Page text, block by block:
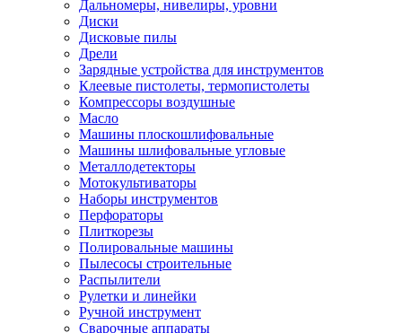
Дальномеры, нивелиры, уровни
Диски
Дисковые пилы
Дрели
Зарядные устройства для инструментов
Клеевые пистолеты, термопистолеты
Компрессоры воздушные
Масло
Машины плоскошлифовальные
Машины шлифовальные угловые
Металлодетекторы
Мотокультиваторы
Наборы инструментов
Перфораторы
Плиткорезы
Полировальные машины
Пылесосы строительные
Распылители
Рулетки и линейки
Ручной инструмент
Сварочные аппараты